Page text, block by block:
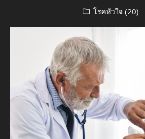
โรคหัวใจ (20)